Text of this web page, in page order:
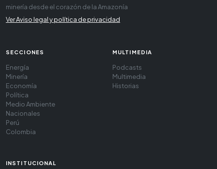
minería desde el corazón de la Amazonía
Ver Aviso legal y política de privacidad
SECCIONES
Energía
Minería
Economía
Política
Medio Ambiente
Nacionales
Perú
Colombia
MULTIMEDIA
Podcasts
Multimedia
Historias
INSTITUCIONAL